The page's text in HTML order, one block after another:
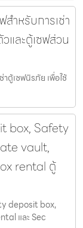
สำหรับการเช่า
และตู้เซฟส่วน
าตู้เซฟนิรภัย เพื่อใช้
box, Safety
vault,
rental ตู้
deposit box,
และ Sec